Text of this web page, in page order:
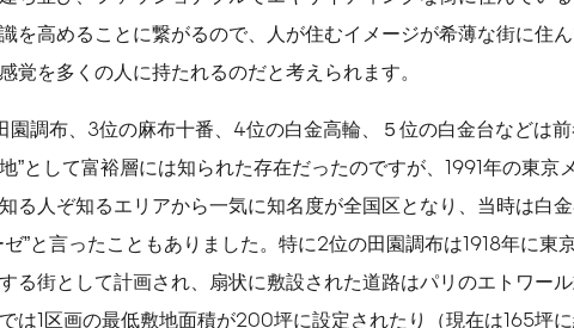
を高めることに繋がるので、人が住むイメージが希薄な街に住
覚を多くの人に持たれるのだと考えられます。
園調布、3位の麻布十番、4位の白金高輪、５位の白金台などは
”として富裕層には知られた存在だったのですが、1991年の東京
る人ぞ知るエリアから一気に知名度が全国区となり、当時は白
ゼ”と言ったこともありました。特に2位の田園調布は1918年に東
る街として計画され、扇状に敷設された道路はパリのエトワー
は1区画の最低敷地面積が200坪に設定されたり（現在は165坪